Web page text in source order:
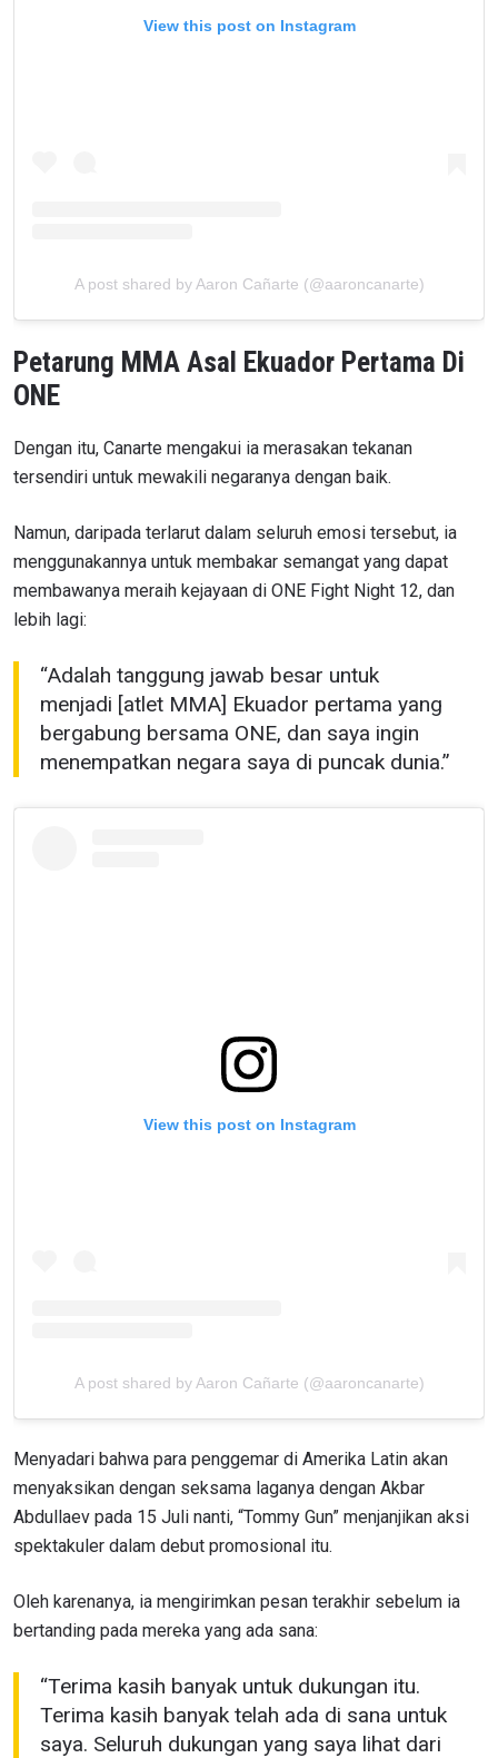
View this post on Instagram
A post shared by Aaron Cañarte (@aaroncanarte)
Petarung MMA Asal Ekuador Pertama Di
ONE
Dengan itu, Canarte mengakui ia merasakan tekanan
tersendiri untuk mewakili negaranya dengan baik.
Namun, daripada terlarut dalam seluruh emosi tersebut, ia
menggunakannya untuk membakar semangat yang dapat
membawanya meraih kejayaan di ONE Fight Night 12, dan
lebih lagi:
“Adalah tanggung jawab besar untuk
menjadi [atlet MMA] Ekuador pertama yang
bergabung bersama ONE, dan saya ingin
menempatkan negara saya di puncak dunia.”
View this post on Instagram
A post shared by Aaron Cañarte (@aaroncanarte)
Menyadari bahwa para penggemar di Amerika Latin akan
menyaksikan dengan seksama laganya dengan Akbar
Abdullaev pada 15 Juli nanti, “Tommy Gun” menjanjikan aksi
spektakuler dalam debut promosional itu.
Oleh karenanya, ia mengirimkan pesan terakhir sebelum ia
bertanding pada mereka yang ada sana:
“Terima kasih banyak untuk dukungan itu.
Terima kasih banyak telah ada di sana untuk
saya. Seluruh dukungan yang saya lihat dari